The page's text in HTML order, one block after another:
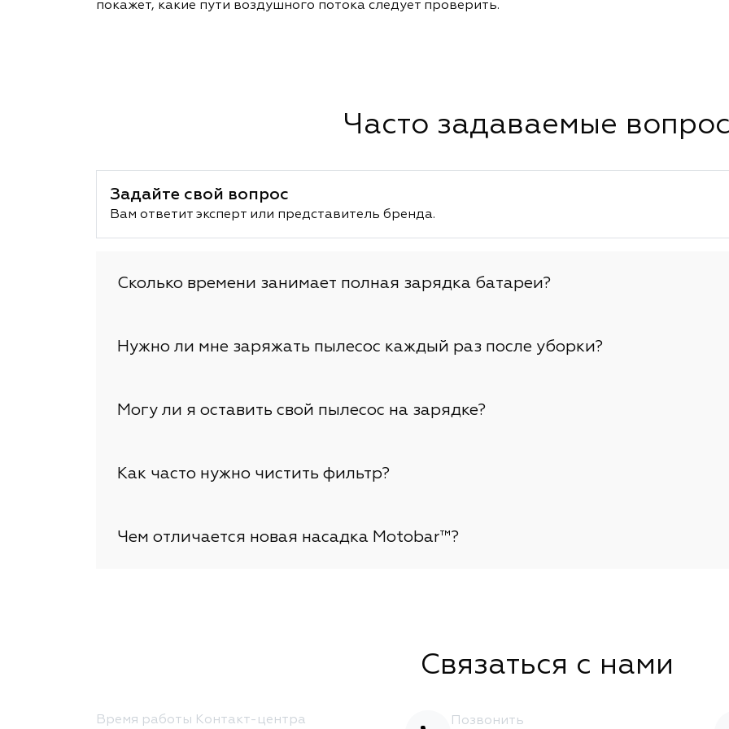
покажет, какие пути воздушного потока следует проверить.
Часто задаваемые
Задайте свой вопрос
Вам ответит эксперт или представитель бренда.
Сколько времени занимает полная зарядка батареи?
Нужно ли мне заряжать пылесос каждый раз после уборки?
Могу ли я оставить свой пылесос на зарядке?
Как часто нужно чистить фильтр?
Чем отличается новая насадка Motobar™?
Связаться с нами
Время работы Контакт-центра Позвонить